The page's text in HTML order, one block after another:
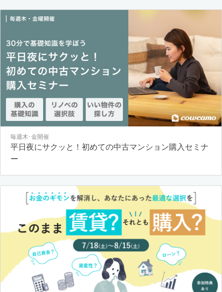
毎週木･金開催
平日夜にサクッと！初めての中古マンション購入セミナ
ー